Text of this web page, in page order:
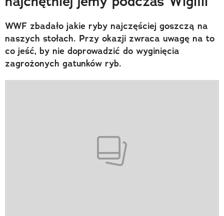
Polecane
WWF zbadało jakie ryby najczęściej goszczą na
naszych stołach. Przy okazji zwraca uwagę na to
co jeść, by nie doprowadzić do wyginięcia
zagrożonych gatunków ryb.